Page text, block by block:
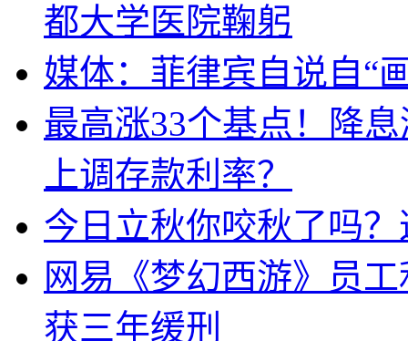
都大学医院鞠躬
媒体：菲律宾自说自“
最高涨33个基点！降
上调存款利率？
今日立秋你咬秋了吗
网易《梦幻西游》员
获三年缓刑